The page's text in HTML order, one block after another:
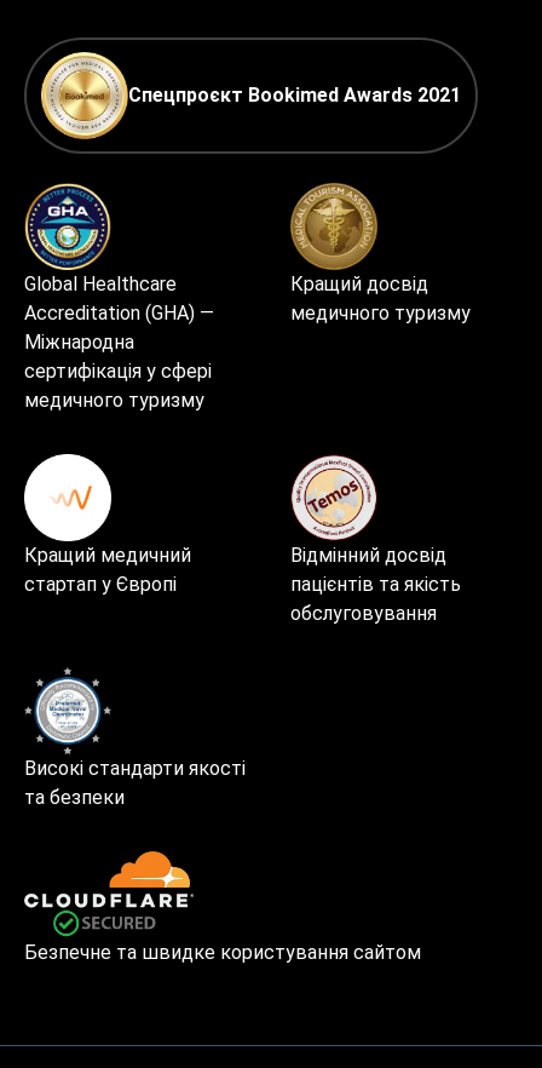
Спецпроєкт Bookimed Awards 2021
Global Healthcare
Accreditation (GHA) —
Міжнародна
сертифікація у сфері
медичного туризму
Кращий досвід
медичного туризму
Кращий медичний
стартап у Європі
Відмінний досвід
пацієнтів та якість
обслуговування
Високі стандарти якості
та безпеки
Безпечне та швидке користування сайтом